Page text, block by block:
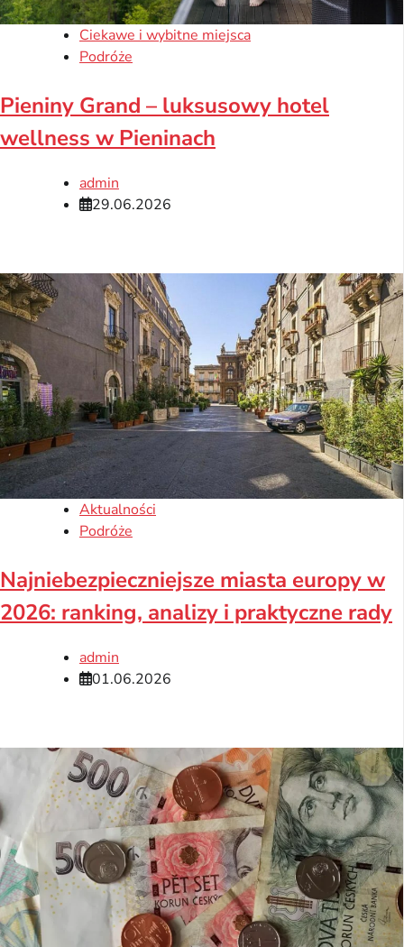
Ciekawe i wybitne miejsca
Podróże
Pieniny Grand – luksusowy hotel
wellness w Pieninach
admin
29.06.2026
Aktualności
Podróże
Najniebezpieczniejsze miasta europy w
2026: ranking, analizy i praktyczne rady
admin
01.06.2026